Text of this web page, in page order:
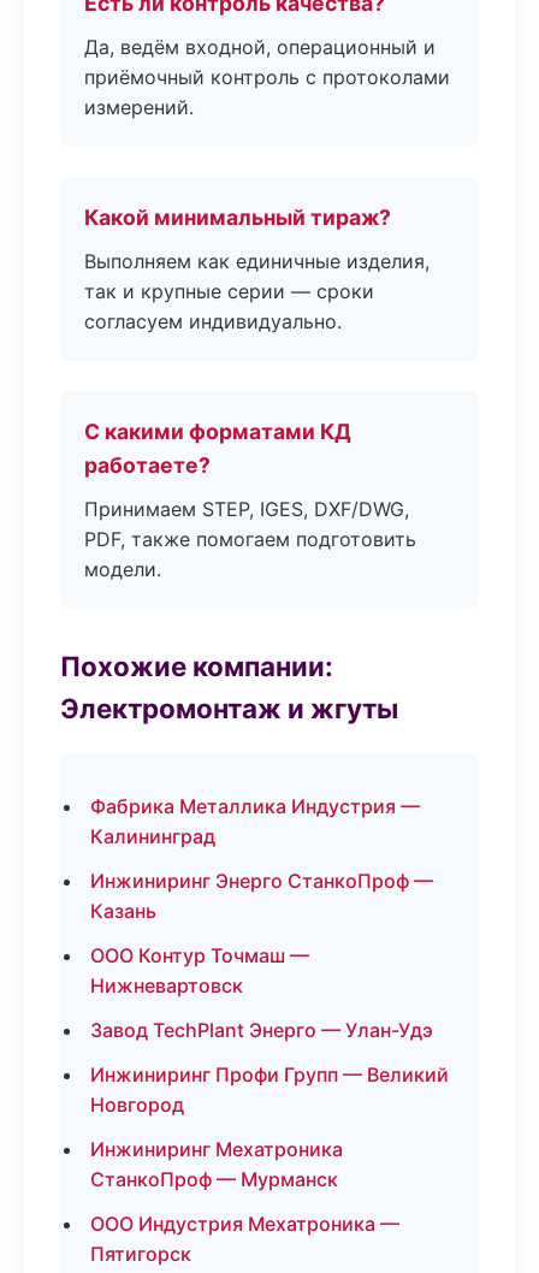
Да, ведём входной, операционный и
приёмочный контроль с протоколами
измерений.
Какой минимальный тираж?
Выполняем как единичные изделия,
так и крупные серии — сроки
согласуем индивидуально.
С какими форматами КД
работаете?
Принимаем STEP, IGES, DXF/DWG,
PDF, также помогаем подготовить
модели.
Похожие компании:
Электромонтаж и жгуты
Фабрика Металлика Индустрия —
Калининград
Инжиниринг Энерго СтанкоПроф —
Казань
ООО Контур Точмаш —
Нижневартовск
Завод TechPlant Энерго — Улан-Удэ
Инжиниринг Профи Групп — Великий
Новгород
Инжиниринг Мехатроника
СтанкоПроф — Мурманск
ООО Индустрия Мехатроника —
Пятигорск